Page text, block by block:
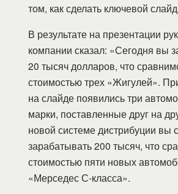
том, как сделать ключевой
В результате на презентации
компании сказал: «Сегодня вы
20 тысяч долларов, что
стоимостью трех «Жигулей».
на слайде появились три
марки, поставленные друг на
новой системе дистрибуции вы
зарабатывать 200 тысяч, что
стоимостью пяти новых
«Мерседес С-класса».